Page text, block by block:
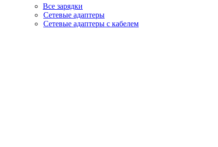
Все зарядки
Сетевые адаптеры
Сетевые адаптеры с кабелем